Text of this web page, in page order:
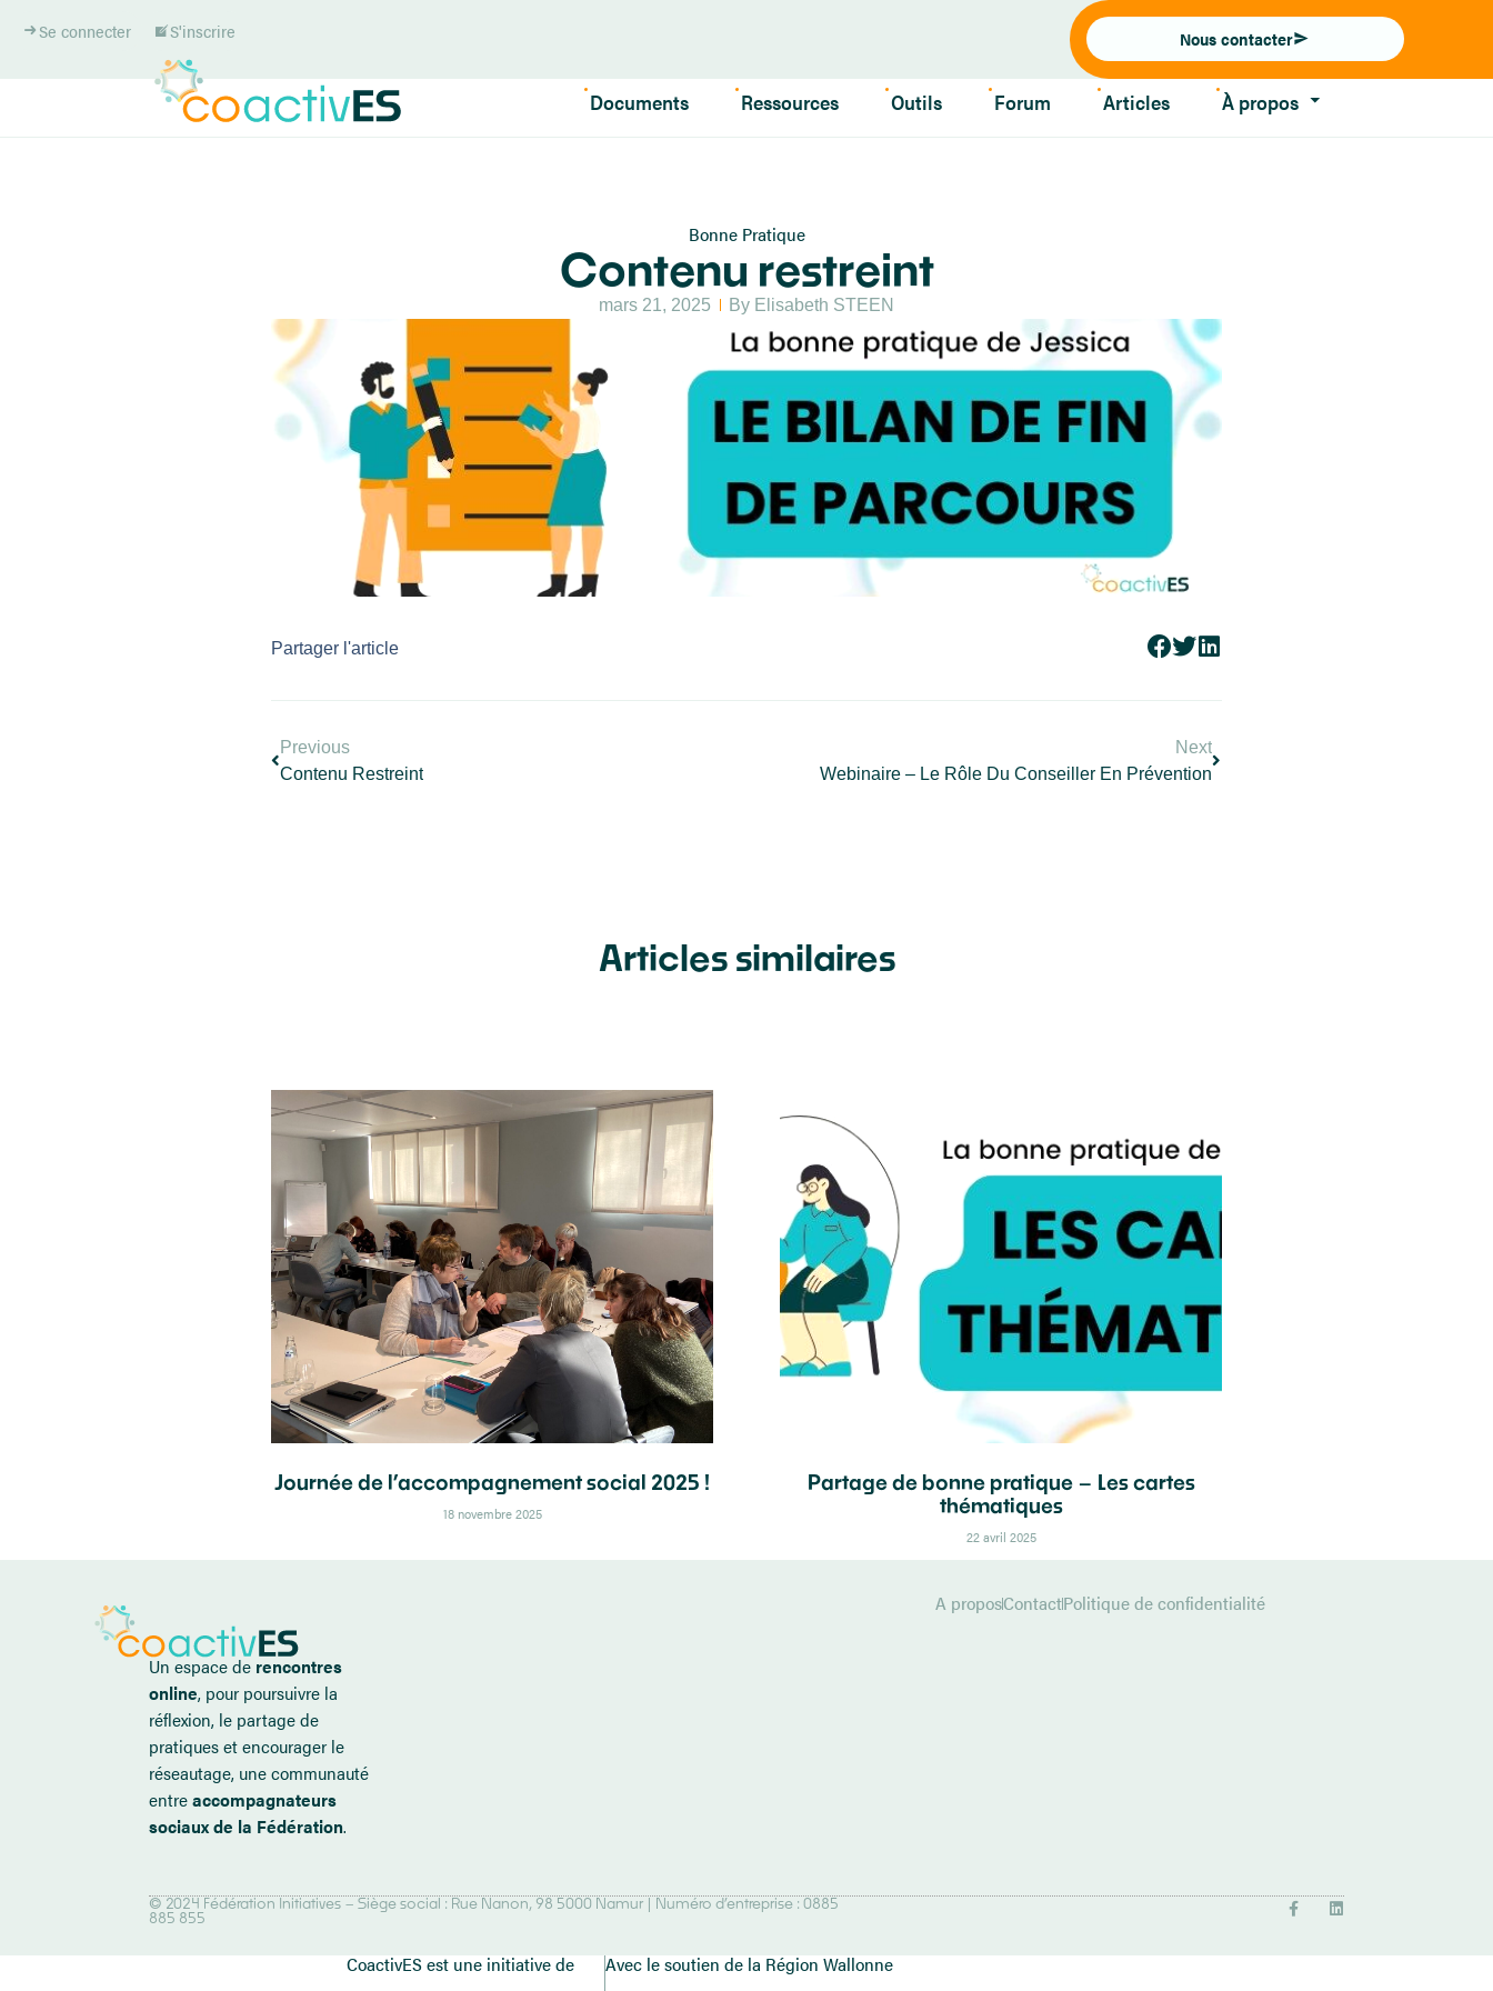
Se connecter S'inscrire Nous contacter
Documents Ressources Outils Forum Articles À propos
Bonne Pratique
Contenu restreint
mars 21, 2025 By Elisabeth STEEN
Partager l'article
Previous
Contenu Restreint
Next
Webinaire – Le Rôle Du Conseiller En Prévention
Articles similaires
Journée de l’accompagnement social 2025 !
18 novembre 2025
Partage de bonne pratique – Les cartes
thématiques
22 avril 2025
Un espace de rencontres
online, pour poursuivre la
réflexion, le partage de
pratiques et encourager le
réseautage, une communauté
entreaccompagnateurs
sociaux de la Fédération.
A proposContactPolitique de confidentialité
© 2024 Fédération Initiatives – Siège social : Rue Nanon, 98 5000 Namur | Numéro d’entreprise : 0885
885 855
CoactivES est une initiative de Avec le soutien de la Région Wallonne